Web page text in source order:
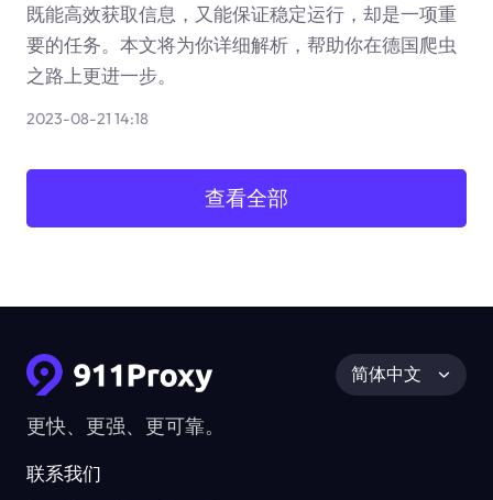
既能高效获取信息，又能保证稳定运行，却是一项重
要的任务。本文将为你详细解析，帮助你在德国爬虫
之路上更进一步。
2023-08-21 14:18
查看全部
更快、更强、更可靠。
联系我们
简体中文